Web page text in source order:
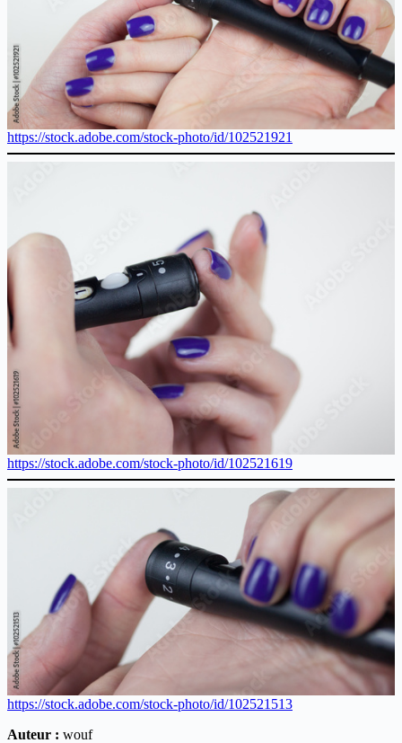
https://stock.adobe.com/stock-photo/id/102521921
https://stock.adobe.com/stock-photo/id/102521619
https://stock.adobe.com/stock-photo/id/102521513
Auteur : wouf